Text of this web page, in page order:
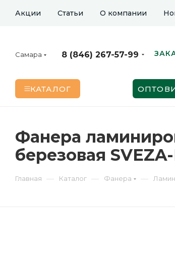
Акции Статьи О компании
Самара 8 (846) 267-57-99
КАТАЛОГ
Фанера
березовая
Главная — Каталог — Фанера —